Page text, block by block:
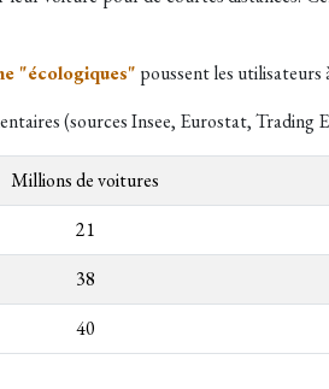
"écologiques" poussent les
(sources Insee, Eurostat, Trading
Millions de voitures
21
38
40